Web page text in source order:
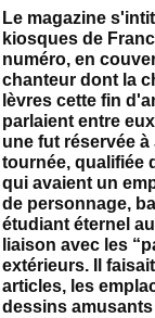
Le magazine
kiosques de
numéro, en
chanteur dont la
lèvres cette fin
parlaient entre
une fut réservée
tournée, qualifiée
qui avaient un
de personnage,
étudiant éternel
liaison avec les
extérieurs. Il
articles, les
dessins